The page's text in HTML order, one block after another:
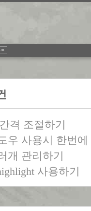
격 조절하기
우 사용시 한번에
개 관리하기
사용하기